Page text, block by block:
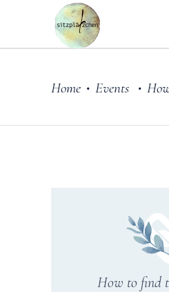
Home • Events •
How to find